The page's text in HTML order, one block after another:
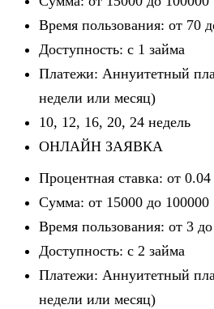
Время пользования: от 70
Доступность: c 1 займа
Платежи: Аннуитетный
недели или месяц)
10, 12, 16, 20, 24 недель
ОНЛАЙН ЗАЯВКА
Процентная ставка: от
Сумма: от 15000 до 100000
Время пользования: от 3
Доступность: c 2 займа
Платежи: Аннуитетный
недели или месяц)